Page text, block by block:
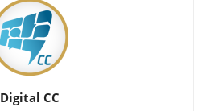
Digital CC